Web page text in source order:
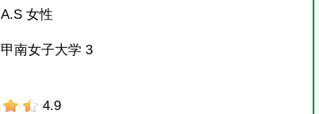
A.S 女性
甲南女子大学 3
4.9